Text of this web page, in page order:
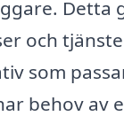
Detta
och
som
behov av